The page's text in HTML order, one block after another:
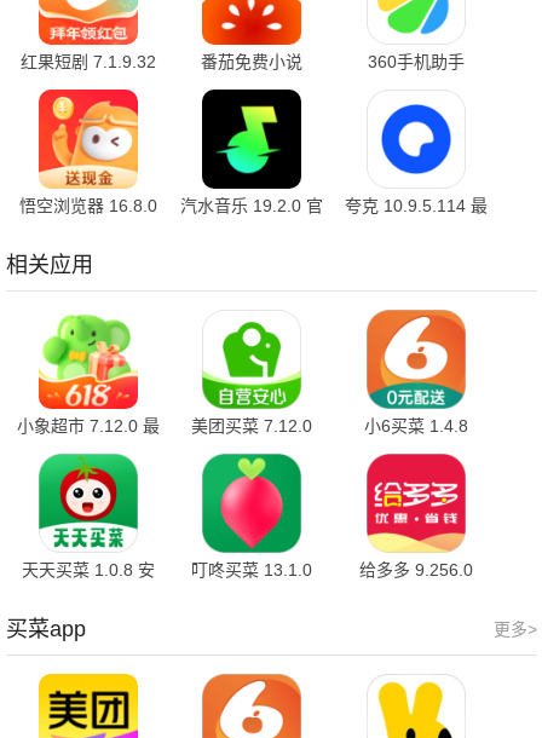
红果短剧 7.1.9.32
官方版
番茄免费小说
7.1.9.32 安卓版
360手机助手
10.2.2 官方版
悟空浏览器 16.8.0
汽水音乐 19.2.0 官
夸克 10.9.5.114 最
相关应用
小象超市 7.12.0 最
新版
美团买菜 7.12.0 小6买菜 1.4.8
天天买菜 1.0.8 安
叮咚买菜 13.1.0 给多多 9.256.0
更多>
买菜app